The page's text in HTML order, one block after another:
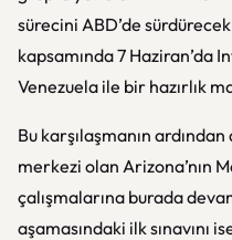
sürecini ABD’de
kapsamında 7 Haziran’da
Venezuela ile bir hazırlık
Bu karşılaşmanın
merkezi olan Arizona’nın
çalışmalarına burada
aşamasındaki ilk sınavını